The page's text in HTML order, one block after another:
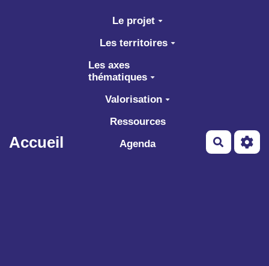
Aller au contenu principal
Accueil
Le projet
Les territoires
Les axes
thématiques
Valorisation
Ressources
Agenda